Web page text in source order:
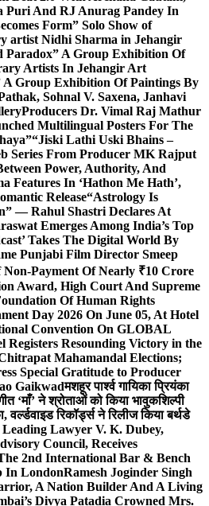
Puri And RJ Anurag Pandey In
Form” Solo Show of
artist Nidhi Sharma in Jehangir
Paradox” A Group Exhibition Of
Artists In Jehangir Art
A Group Exhibition Of Paintings By
Sohnal V. Saxena, Janhavi
Producers Dr. Vimal Raj Mathur
Multilingual Posters For The
“Jiski Lathi Uski Bhains –
Series From Producer MK Rajput
Power, Authority, And
Features In ‘Hathon Me Hath’,
Release“Astrology Is
— Rahul Shastri Declares At
Emerges Among India’s Top
Takes The Digital World By
Punjabi Film Director Smeep
Non-Payment Of Nearly ₹10 Crore
Award, High Court And Supreme
Of Human Rights
Day 2026 On June 05, At Hotel
Convention On GLOBAL
Registers Resounding Victory in the
Mahamandal Elections;
Special Gratitude to Producer
Gaikwadमशहूर पार्श्व गायिका प्रियंका
‘माँ’ ने श्रोताओं को किया भावुकशिल्पी
वर्ल्डवाइड रिकॉर्ड्स ने रिलीज किया बर्थडे
Leading Lawyer V. K. Dubey,
Council, Receives
2nd International Bar & Bench
In LondonRamesh Joginder Singh
A Nation Builder And A Living
Divya Patadia Crowned Mrs.